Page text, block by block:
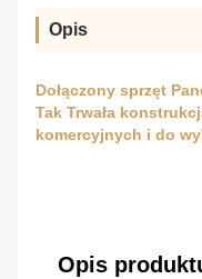
Opis
Dołączony sprzęt
Tak Trwała
komercyjnych i do
Opis